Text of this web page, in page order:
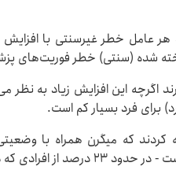
خطر فوریت‌های پزشکی را فقط ۴۱ درصد
اگرچه این افزایش زیاد به
برای فرد بسیار کم است.
که میگرن همراه با وضعیتی
مغزی شده‌اند، وجود داشته است.